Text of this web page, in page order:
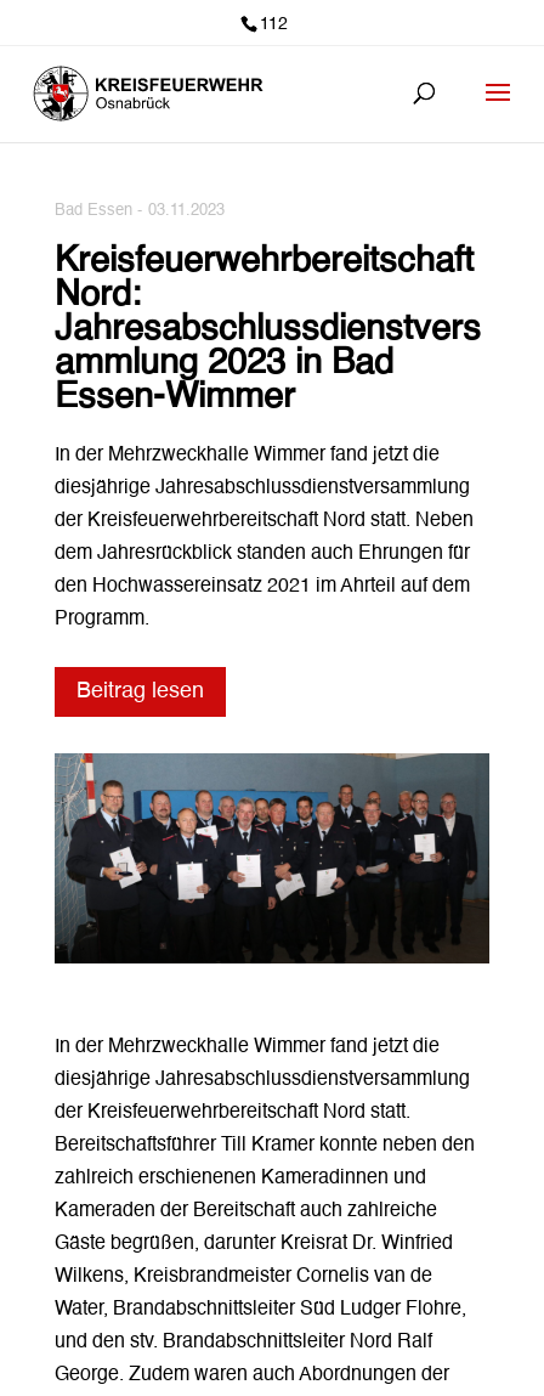
112
Bad Essen - 03.11.2023
Kreisfeuerwehrbereitschaft
Nord:
Jahresabschlussdienstvers
ammlung 2023 in Bad
Essen-Wimmer
In der Mehrzweckhalle Wimmer fand jetzt die
diesjährige Jahresabschlussdienstversammlung
der Kreisfeuerwehrbereitschaft Nord statt. Neben
dem Jahresrückblick standen auch Ehrungen für
den Hochwassereinsatz 2021 im Ahrteil auf dem
Programm.
Beitrag lesen
In der Mehrzweckhalle Wimmer fand jetzt die
diesjährige Jahresabschlussdienstversammlung
der Kreisfeuerwehrbereitschaft Nord statt.
Bereitschaftsführer Till Kramer konnte neben den
zahlreich erschienenen Kameradinnen und
Kameraden der Bereitschaft auch zahlreiche
Gäste begrüßen, darunter Kreisrat Dr. Winfried
Wilkens, Kreisbrandmeister Cornelis van de
Water, Brandabschnittsleiter Süd Ludger Flohre,
und den stv. Brandabschnittsleiter Nord Ralf
George. Zudem waren auch Abordnungen der